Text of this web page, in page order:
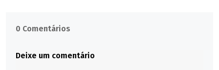
0 Comentários
Deixe um comentário